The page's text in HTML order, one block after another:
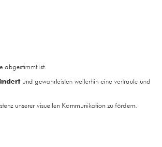
abgestimmt ist.
und gewährleisten weiterhin eine vertraute und
unserer visuellen Kommunikation zu fördern.